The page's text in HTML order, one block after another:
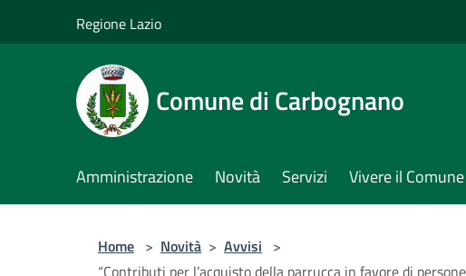
Regione Lazio
Comune di Carbognano
Amministrazione Novità Servizi Vivere il Comune
Home > Novità > Avvisi >
“Contributi per l’acquisto della parrucca in favore di